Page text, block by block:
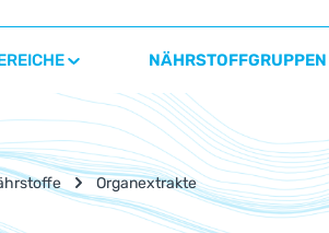
NÄHRSTOFFGRUPPEN
Organextrakte